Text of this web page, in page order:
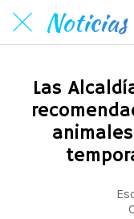
Noticias
Las